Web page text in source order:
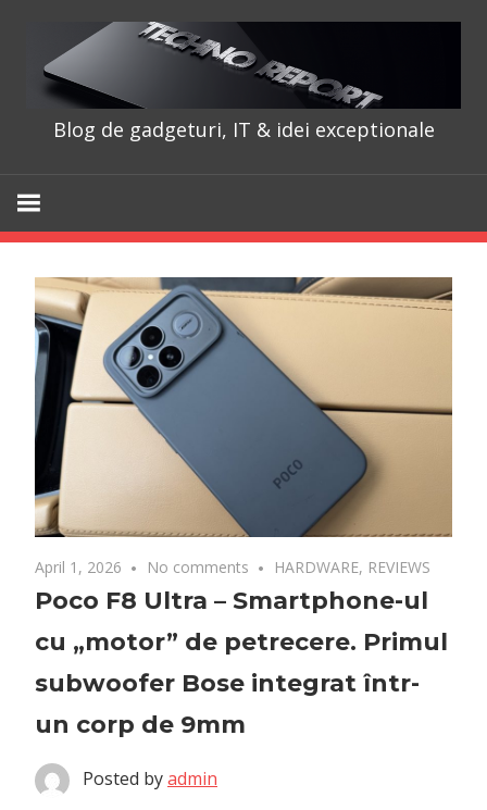
content
Blog de gadgeturi, IT & idei exceptionale
April 1, 2026 No comments HARDWARE, REVIEWS
Poco F8 Ultra – Smartphone-ul
cu „motor” de petrecere. Primul
subwoofer Bose integrat într-
un corp de 9mm
Posted byadmin